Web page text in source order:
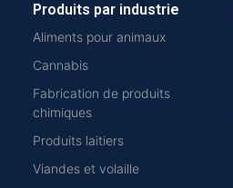
Produits par industrie
Aliments pour animaux
Cannabis
Fabrication de produits
chimiques
Produits laitiers
Viandes et volaille